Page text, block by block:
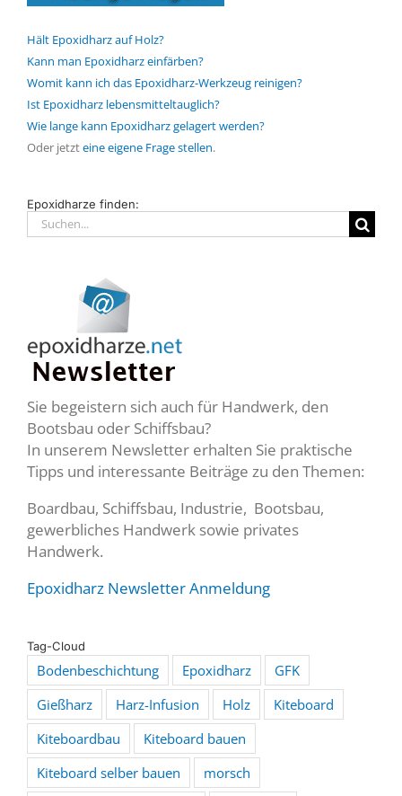
Hält Epoxidharz auf Holz?
Kann man Epoxidharz einfärben?
Womit kann ich das Epoxidharz-Werkzeug reinigen?
Ist Epoxidharz lebensmitteltauglich?
Wie lange kann Epoxidharz gelagert werden?
Oder jetzteine eigene Frage stellen.
Epoxidharze finden:
Suche
nach:
Sie begeistern sich auch für Handwerk, den
Bootsbau oder Schiffsbau?
In unserem Newsletter erhalten Sie praktische
Tipps und interessante Beiträge zu den Themen:
Boardbau, Schiffsbau, Industrie, Bootsbau,
gewerbliches Handwerk sowie privates
Handwerk.
Epoxidharz Newsletter Anmeldung
Tag-Cloud
Bodenbeschichtung Epoxidharz
GFK
Gießharz
Harz-Infusion Holz
Kiteboard
Kiteboardbau
Kiteboard bauen
Kiteboard selber bauen
morsch